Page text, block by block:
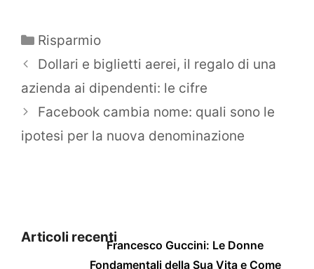
Categorie
Risparmio
Dollari e biglietti aerei, il regalo di una
azienda ai dipendenti: le cifre
Facebook cambia nome: quali sono le
ipotesi per la nuova denominazione
Articoli recentiFrancesco Guccini: Le Donne
Fondamentali della Sua Vita e Come